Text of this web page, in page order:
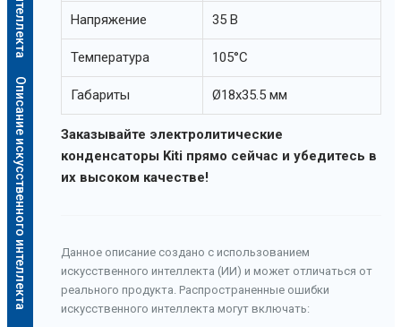
Описание искусственного интеллекта
Напряжение 35 В
Температура 105°C
Габариты Ø18x35.5 мм
Заказывайте электролитические
конденсаторы Kiti прямо сейчас и убедитесь в
их высоком качестве!
Данное описание создано с использованием
искусственного интеллекта (ИИ) и может отличаться от
реального продукта. Распространенные ошибки
искусственного интеллекта могут включать: